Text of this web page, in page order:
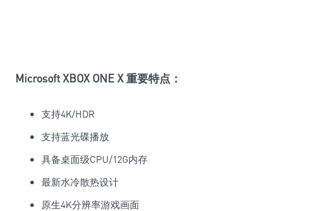
Microsoft XBOX ONE X 重要特点：
支持4K/HDR
支持蓝光碟播放
具备桌面级CPU/12G内存
最新水冷散热设计
原生4K分辨率游戏画面